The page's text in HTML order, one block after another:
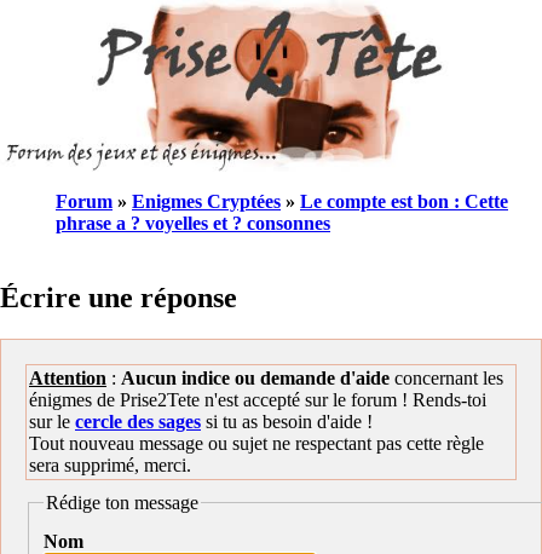
Forum » Enigmes Cryptées » Le compte est bon : Cette
phrase a ? voyelles et ? consonnes
Écrire une réponse
Attention : Aucun indice ou demande d'aide concernant les
énigmes de Prise2Tete n'est accepté sur le forum ! Rends-toi
sur le cercle des sages si tu as besoin d'aide !
Tout nouveau message ou sujet ne respectant pas cette règle
sera supprimé, merci.
Rédige ton message
Nom